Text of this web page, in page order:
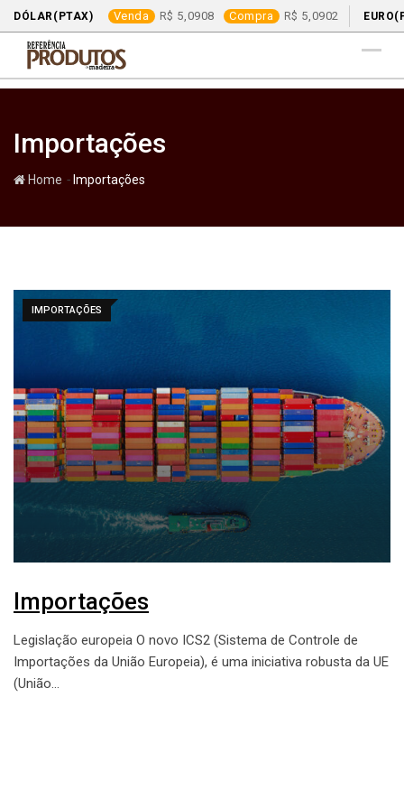
DÓLAR(PTAX) Venda 5,0908 Compra 5,0902
content
Importações
Home - Importações
IMPORTAÇÕES
Importações
Legislação europeia O novo ICS2 (Sistema de Controle de
Importações da União Europeia), é uma iniciativa robusta da UE
(União…